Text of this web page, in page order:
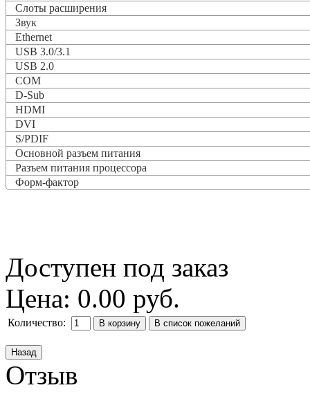
Слоты расширения
Звук
Ethernet
USB 3.0/3.1
USB 2.0
COM
D-Sub
HDMI
DVI
S/PDIF
Основной разъем питания
Разъем питания процессора
Форм-фактор
Доступен под заказ
Цена: 0.00 руб.
Количество:
Отзыв